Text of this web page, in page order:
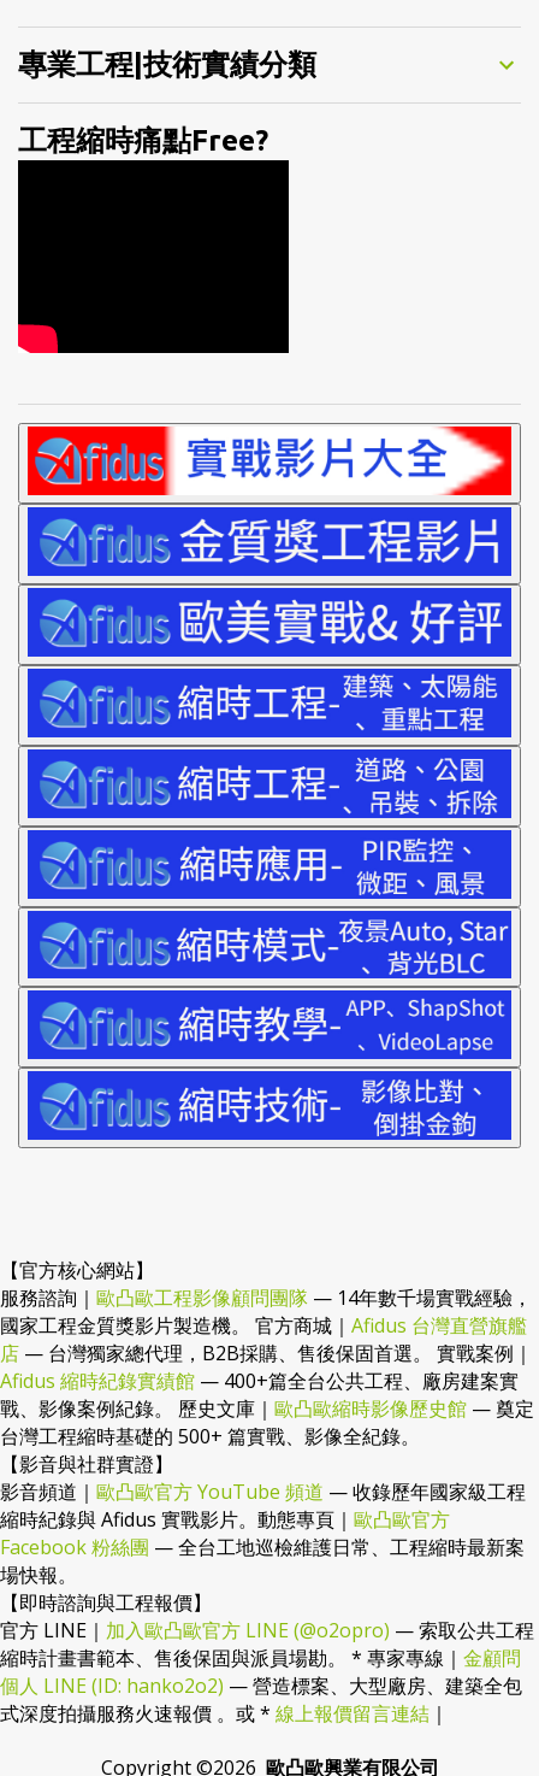
工程縮時痛點Free?
【官方核心網站】
服務諮詢｜歐凸歐工程影像顧問團隊— 14年數千場實戰經驗，
國家工程金質獎影片製造機。 官方商城｜Afidus 台灣直營旗艦
店— 台灣獨家總代理，B2B採購、售後保固首選。 實戰案例｜
Afidus 縮時紀錄實績館— 400+篇全台公共工程、廠房建案實
戰、影像案例紀錄。 歷史文庫｜歐凸歐縮時影像歷史館
台灣工程縮時基礎的 500+ 篇實戰、影像全紀錄。
【影音與社群實證】
影音頻道｜歐凸歐官方 YouTube 頻道— 收錄歷年國家級工程
縮時紀錄與 Afidus 實戰影片。動態專頁｜歐凸歐官方
Facebook 粉絲團
場快報。
【即時諮詢與工程報價】
官方 LINE｜加入歐凸歐官方 LINE (@o2opro)— 索取公共工程
縮時計畫書範本、售後保固與派員場勘。 * 專家專線｜金顧問
個人 LINE (ID: hanko2o2) — 營造標案、大型廠房、建築全包